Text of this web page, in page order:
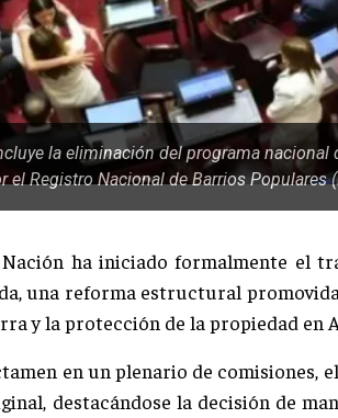
la eliminación del programa
el Registro Nacional de Barrios Populares
Nación ha iniciado formalmente el
una reforma estructural
y la protección de la propiedad en
en un plenario de comisiones,
destacándose la decisión de